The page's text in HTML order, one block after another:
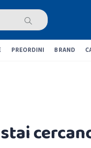
PREORDINI BRAND